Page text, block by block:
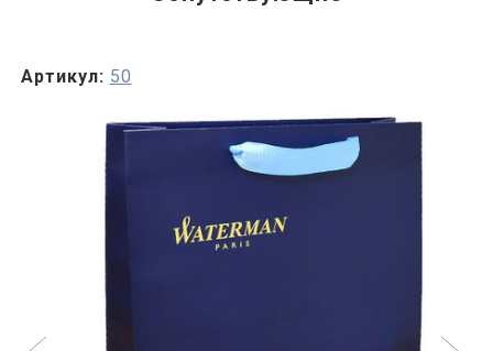
Артикул: 50